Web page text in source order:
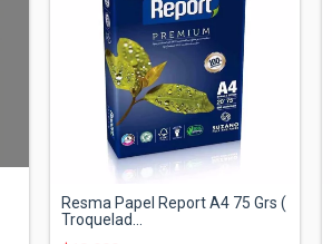
Resma Papel Report A4 75 Grs (
Troquelad...